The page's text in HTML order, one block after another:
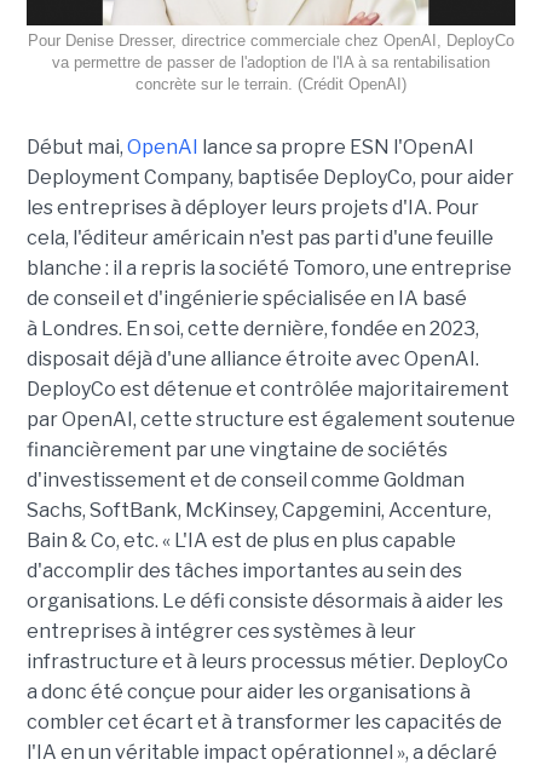
Pour Denise Dresser, directrice commerciale chez OpenAI, DeployCo
va permettre de passer de l'adoption de l'IA à sa rentabilisation
concrète sur le terrain. (Crédit OpenAI)
Début mai, OpenAI lance sa propre ESN l'OpenAI
Deployment Company, baptisée DeployCo, pour aider
les entreprises à déployer leurs projets d'IA. Pour
cela, l'éditeur américain n'est pas parti d'une feuille
blanche : il a repris la société Tomoro, une entreprise
de conseil et d'ingénierie spécialisée en IA basé
à Londres. En soi, cette dernière, fondée en 2023,
disposait déjà d'une alliance étroite avec OpenAI.
DeployCo est détenue et contrôlée majoritairement
par OpenAI, cette structure est également soutenue
financièrement par une vingtaine de sociétés
d'investissement et de conseil comme Goldman
Sachs, SoftBank, McKinsey, Capgemini, Accenture,
Bain & Co, etc. « L'IA est de plus en plus capable
d'accomplir des tâches importantes au sein des
organisations. Le défi consiste désormais à aider les
entreprises à intégrer ces systèmes à leur
infrastructure et à leurs processus métier. DeployCo
a donc été conçue pour aider les organisations à
combler cet écart et à transformer les capacités de
l'IA en un véritable impact opérationnel », a déclaré